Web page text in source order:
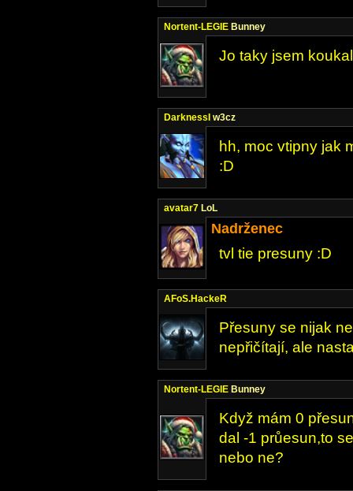
Nortent-LEGIE Bunney
Jo taky jsem
DarknessI w3cz
hh, moc vtipny jak
:D
avatar7 LoL
Nadrženec
tvl tie presuny :D
AFoS.HackeR
Přesuny se nijak
nepřičítají, ale
Nortent-LEGIE Bunney
Když mám 0
dal -1 průesun,to
nebo ne?